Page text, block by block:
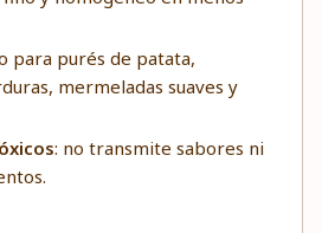
para purés de patata,
mermeladas suaves y
: no transmite sabores ni